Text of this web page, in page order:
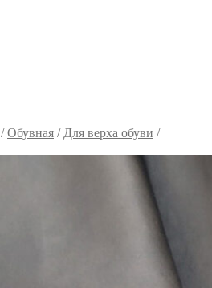
/Обувная / Для верха обуви /